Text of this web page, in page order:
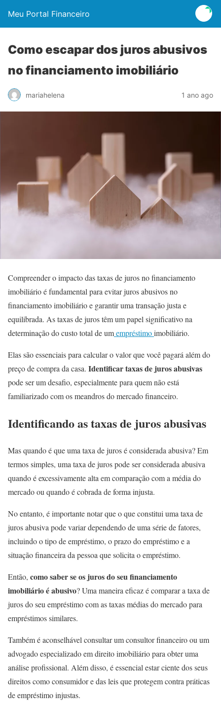
Meu Portal Financeiro
Como escapar dos juros abusivos
no financiamento imobiliário
mariahelena 1 ano ago
Compreender o impacto das taxas de juros no financiamento
imobiliário é fundamental para evitar juros abusivos no
financiamento imobiliário e garantir uma transação justa e
equilibrada. As taxas de juros têm um papel significativo na
determinação do custo total de umempréstimoimobiliário.
Elas são essenciais para calcular o valor que você pagará além do
preço de compra da casa. Identificar taxas de juros abusivas
pode ser um desafio, especialmente para quem não está
familiarizado com os meandros do mercado financeiro.
Identificando as taxas de juros abusivas
Mas quando é que uma taxa de juros é considerada abusiva? Em
termos simples, uma taxa de juros pode ser considerada abusiva
quando é excessivamente alta em comparação com a média do
mercado ou quando é cobrada de forma injusta.
No entanto, é importante notar que o que constitui uma taxa de
juros abusiva pode variar dependendo de uma série de fatores,
incluindo o tipo de empréstimo, o prazo do empréstimo e a
situação financeira da pessoa que solicita o empréstimo.
Então, como saber se os juros do seu financiamento
imobiliário é abusivo? Uma maneira eficaz é comparar a taxa de
juros do seu empréstimo com as taxas médias do mercado para
empréstimos similares.
Também é aconselhável consultar um consultor financeiro ou um
advogado especializado em direito imobiliário para obter uma
análise profissional. Além disso, é essencial estar ciente dos seus
direitos como consumidor e das leis que protegem contra práticas
de empréstimo injustas.